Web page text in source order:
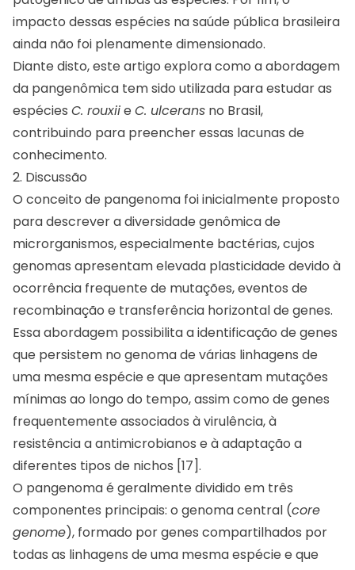
impacto dessas espécies na saúde pública brasileira
ainda não foi plenamente dimensionado.
Diante disto, este artigo explora como a abordagem
da pangenômica tem sido utilizada para estudar as
espécies C. rouxiie C. ulcerans no Brasil,
contribuindo para preencher essas lacunas de
conhecimento.
2. Discussão
O conceito de pangenoma foi inicialmente proposto
para descrever a diversidade genômica de
microrganismos, especialmente bactérias, cujos
genomas apresentam elevada plasticidade devido à
ocorrência frequente de mutações, eventos de
recombinação e transferência horizontal de genes.
Essa abordagem possibilita a identificação de genes
que persistem no genoma de várias linhagens de
uma mesma espécie e que apresentam mutações
mínimas ao longo do tempo, assim como de genes
frequentemente associados à virulência, à
resistência a antimicrobianos e à adaptação a
diferentes tipos de nichos [17].
O pangenoma é geralmente dividido em três
componentes principais: o genoma central (core
genome), formado por genes compartilhados por
todas as linhagens de uma mesma espécie e que